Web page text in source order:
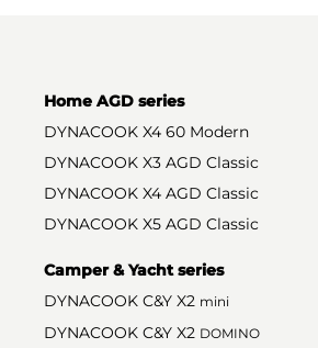
Home AGD series
DYNACOOK X4 60 Modern
DYNACOOK X3 AGD Classic
DYNACOOK X4 AGD Classic
DYNACOOK X5 AGD Classic
Camper & Yacht series
DYNACOOK C&Y X2 mini
DYNACOOK C&Y X2 DOMINO